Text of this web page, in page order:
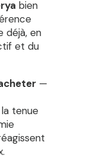
bien
déjà, en
et du
—
tenue